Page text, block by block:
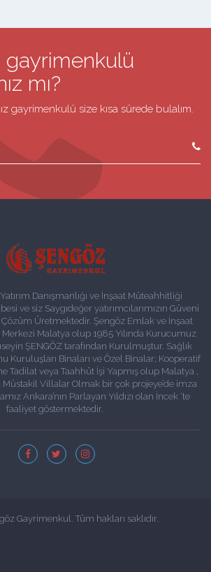
gayrimenkulü
mı?
gayrimenkulü size kısa sürede bulalım.
Danışmanlığı ve İnşaat Müteahhitliği
ve siz Saygıdeğer yatırımcılarımızın Güveni
Üretmektedir. Şengöz Emlak ve İnşaat
Merkezi Malatya olup 1985 Yılında Kurucumuz
ŞENGÖZ tarafından Kurulmuştur. Sağlık
Kuruluşları Binaları ve Özel Binalar; Kooperatif
Tadilat veya Taahhüt İşi Yapmış olup Malatya ,
Müstakil Villalar Olmak bir çok projeye’de imza
Ankara’nın Parlayan Yıldızı olan İncek ‘te
faaliyet göstermektedir.
Gayrimenkul. Tüm hakları saklıdır.